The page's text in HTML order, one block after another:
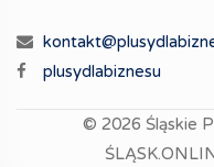
plusydlabiznesu
© 2026 Śląskie